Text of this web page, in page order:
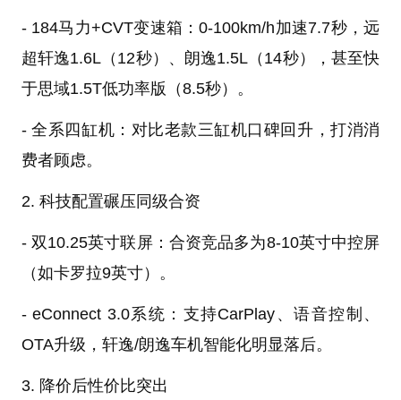
- 184马力+CVT变速箱：0-100km/h加速7.7秒，远
超轩逸1.6L（12秒）、朗逸1.5L（14秒），甚至快
于思域1.5T低功率版（8.5秒）。
- 全系四缸机：对比老款三缸机口碑回升，打消消
费者顾虑。
2. 科技配置碾压同级合资
- 双10.25英寸联屏：合资竞品多为8-10英寸中控屏
（如卡罗拉9英寸）。
- eConnect 3.0系统：支持CarPlay、语音控制、
OTA升级，轩逸/朗逸车机智能化明显落后。
3. 降价后性价比突出